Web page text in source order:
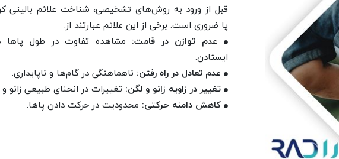
قبل از ورود به روش‌های تشخیصی، شناخت علائم بالینی
پا ضروری است. برخی از این علائم عبارتند از:
عدم توازن در قامت: مشاهده تفاوت در طول پاها
ایستادن.
عدم تعادل در راه رفتن: ناهماهنگی در گام‌ها و ناپایداری.
تغییر در زاویه زانو و لگن: تغییرات در انحنای طبیعی زانو
کاهش دامنه حرکتی: محدودیت در حرکت دادن پاها.